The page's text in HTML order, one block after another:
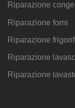
Riparazione
Riparazione forni
Riparazione
Riparazione
Riparazione